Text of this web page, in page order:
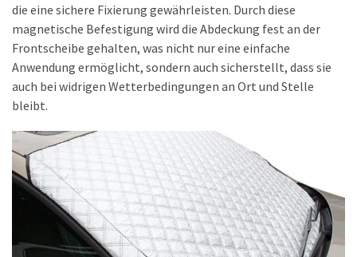
die eine sichere Fixierung gewährleisten. Durch diese
magnetische Befestigung wird die Abdeckung fest an der
Frontscheibe gehalten, was nicht nur eine einfache
Anwendung ermöglicht, sondern auch sicherstellt, dass sie
auch bei widrigen Wetterbedingungen an Ort und Stelle
bleibt.